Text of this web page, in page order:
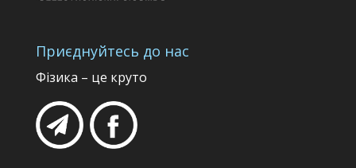
Приєднуйтесь до нас
Фізика – це круто